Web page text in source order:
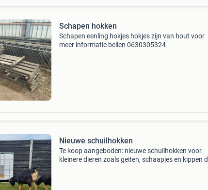
Schapen hokken
Schapen eenling hokjes hokjes zijn van hout voor
meer informatie bellen 0630305324
Nieuwe schuilhokken
Te koop aangeboden: nieuwe schuilhokken voor
kleinere dieren zoals geiten, schaapjes en kippen